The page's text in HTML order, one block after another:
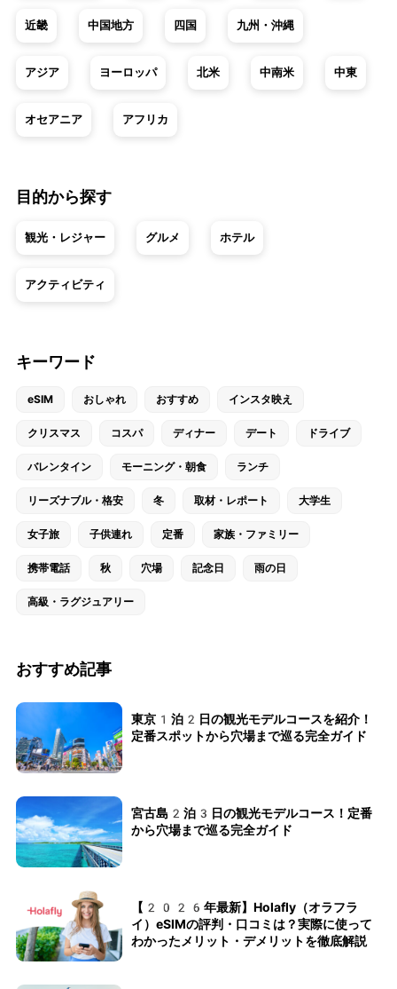
近畿 中国地方 四国 九州・沖縄
アジア ヨーロッパ 北米 中南米 中東
オセアニア アフリカ
目的から探す
観光・レジャー グルメ ホテル
アクティビティ
キーワード
eSIM おしゃれ おすすめ インスタ映え
クリスマス コスパ ディナー デート ドライブ
バレンタイン モーニング・朝食 ランチ
リーズナブル・格安 冬 取材・レポート 大学生
女子旅 子供連れ 定番 家族・ファミリー
携帯電話 秋 穴場 記念日 雨の日
高級・ラグジュアリー
おすすめ記事
東京1泊2日の観光モデルコースを紹介！
定番スポットから穴場まで巡る完全ガイド
宮古島2泊3日の観光モデルコース！定番
から穴場まで巡る完全ガイド
【2026年最新】Holafly（オラフラ
イ）eSIMの評判・口コミは？実際に使って
わかったメリット・デメリットを徹底解説